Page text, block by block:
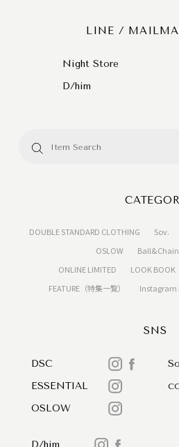
LINE /
Night Store
D/him
DOUBLE STANDARD CLOTHING Sov.
OSLOW
Ball&Chain
ONLINE LIMITED
LOOK BOOK
FEATURE（特集一覧）
Instagram
SNS
DSC
ESSENTIAL
OSLOW